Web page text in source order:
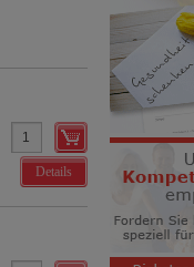
Details